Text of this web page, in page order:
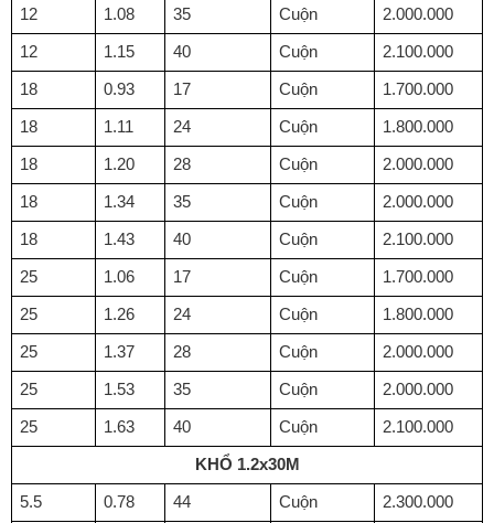
12 1.08 35 Cuộn 2.000.000
12 1.15 40 Cuộn 2.100.000
18 0.93 17 Cuộn 1.700.000
18 1.11 24 Cuộn 1.800.000
18 1.20 28 Cuộn 2.000.000
18 1.34 35 Cuộn 2.000.000
18 1.43 40 Cuộn 2.100.000
25 1.06 17 Cuộn 1.700.000
25 1.26 24 Cuộn 1.800.000
25 1.37 28 Cuộn 2.000.000
25 1.53 35 Cuộn 2.000.000
25 1.63 40 Cuộn 2.100.000
KHỔ 1.2x30M
5.5 0.78 44 Cuộn 2.300.000